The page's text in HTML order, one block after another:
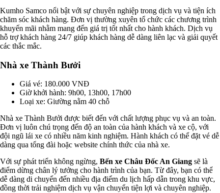
Kumho Samco nổi bật với sự chuyên nghiệp trong dịch vụ và tiện ích
chăm sóc khách hàng. Đơn vị thường xuyên tổ chức các chương trình
khuyến mãi nhằm mang đến giá trị tốt nhất cho hành khách. Dịch vụ
hỗ trợ khách hàng 24/7 giúp khách hàng dễ dàng liên lạc và giải quyết
các thắc mắc.
Nhà xe Thành Bưởi
Giá vé: 180.000 VNĐ
Giờ khởi hành: 9h00, 13h00, 17h00
Loại xe: Giường nằm 40 chỗ
Nhà xe Thành Bưởi được biết đến với chất lượng phục vụ và an toàn.
Đơn vị luôn chú trọng đến độ an toàn của hành khách và xe cộ, với
đội ngũ lái xe có nhiều năm kinh nghiệm. Hành khách có thể đặt vé dễ
dàng qua tổng đài hoặc website chính thức của nhà xe.
Với sự phát triển không ngừng, Bến xe Châu Đốc An Giang sẽ là
điểm dừng chân lý tưởng cho hành trình của bạn. Từ đây, bạn có thể
dễ dàng di chuyển đến nhiều địa điểm du lịch hấp dẫn trong khu vực,
đồng thời trải nghiệm dịch vụ vận chuyển tiện lợi và chuyên nghiệp.